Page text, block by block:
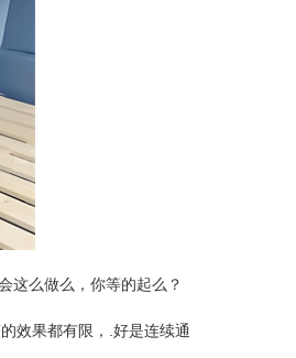
这么做么，你等的起么？
效果都有限，.好是连续通